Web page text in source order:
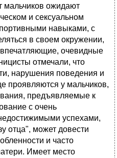
мальчиков ожидают
и сексуальном
навыками, с
в своем окружении,
очевидные
отмечали, что
нарушения поведения и
проявляются у мальчиков,
предъявляемые к
с очень
успехами,
отца", может довести
и часто
Имеет место